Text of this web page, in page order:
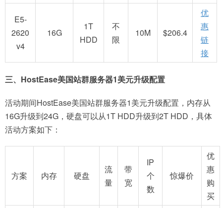
E5-
2620
v4
16G
1T
HDD
不
限
10M $206.4
优
惠
链
接
三、HostEase美国站群服务器1美元升级配置
活动期间HostEase美国站群服务器1美元升级配置，内存从
16G升级到24G，硬盘可以从1T HDD升级到2T HDD，具体
活动方案如下：
方案 内存 硬盘
流
量
带
宽
IP
个
数
惊爆价
优
惠
购
买